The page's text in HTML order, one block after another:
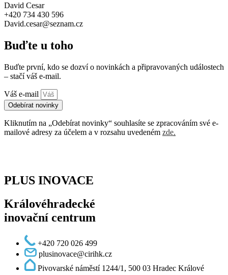
David Cesar
+420 734 430 596
David.cesar@seznam.cz
Buďte u toho
Buďte první, kdo se dozví o novinkách a připravovaných událostech
– stačí váš e-mail.
Váš e-mail
Odebírat novinky
Kliknutím na „Odebírat novinky“ souhlasíte se zpracováním své e-
mailové adresy za účelem a v rozsahu uvedeném zde.
PLUS INOVACE
Královéhradecké
inovační centrum
+420 720 026 499
plusinovace@cirihk.cz
Pivovarské náměstí 1244/1, 500 03 Hradec Králové